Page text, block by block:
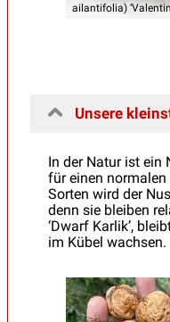
ailantifolia)
Unsere
In der Natur ist ein
für einen
Sorten wird der
denn sie bleiben
‘Dwarf Karlik’,
im Kübel wachsen.